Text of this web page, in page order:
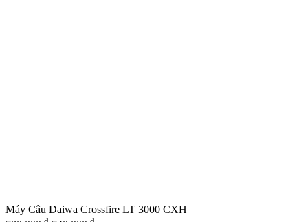
Máy Câu Daiwa Crossfire LT 3000 CXH